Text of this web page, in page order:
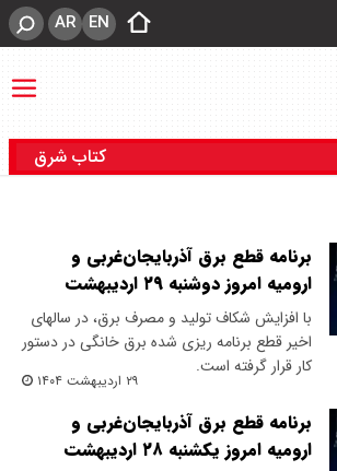
EN
AR
کتاب شرق
برنامه قطع برق آذربایجان‌غربی و
ارومیه امروز دوشنبه ۲۹ اردیبهشت
با افزایش شکاف تولید و مصرف برق، در سالهای
اخیر قطع برنامه ریزی شده برق خانگی در دستور
کار قرار گرفته است.
۲۹ اردیبهشت ۱۴۰۴
برنامه قطع برق آذربایجان‌غربی و
ارومیه امروز یکشنبه ۲۸ اردیبهشت